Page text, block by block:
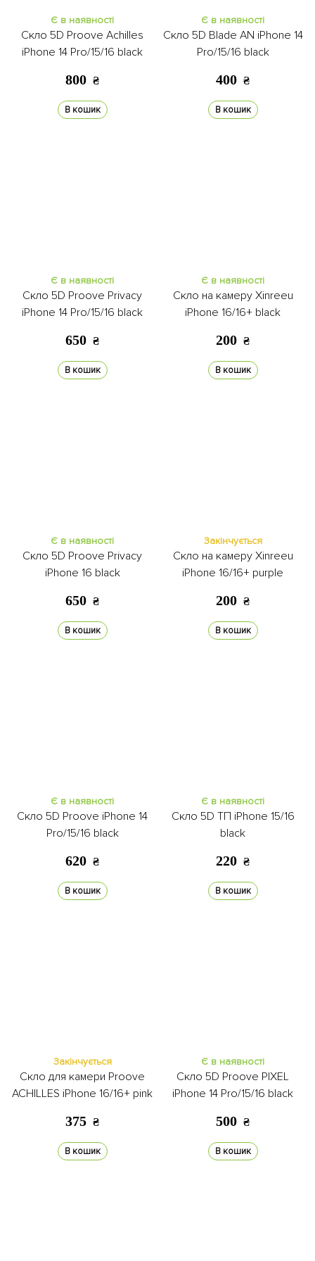
Є в наявності
Скло 5D Proove Achilles
iPhone 14 Pro/15/16 black
800 ₴
В кошик
Є в наявності
Скло 5D Blade AN iPhone 14
Pro/15/16 black
400 ₴
В кошик
Є в наявності
Скло 5D Proove Privacy
iPhone 14 Pro/15/16 black
650 ₴
В кошик
Є в наявності
Скло на камеру Xinreeu
iPhone 16/16+ black
200 ₴
В кошик
Є в наявності
Скло 5D Proove Privacy
iPhone 16 black
650 ₴
В кошик
Закінчується
Скло на камеру Xinreeu
iPhone 16/16+ purple
200 ₴
В кошик
Є в наявності
Скло 5D Proove iPhone 14
Pro/15/16 black
620 ₴
В кошик
Є в наявності
Скло 5D ТП iPhone 15/16
black
220 ₴
В кошик
Закінчується
Скло для камери Proove
ACHILLES iPhone 16/16+ pink
375 ₴
В кошик
Є в наявності
Скло 5D Proove PIXEL
iPhone 14 Pro/15/16 black
500 ₴
В кошик